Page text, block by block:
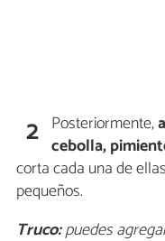
2 Posteriormente,
cebolla,
corta cada una de
pequeños.
Truco:puedes